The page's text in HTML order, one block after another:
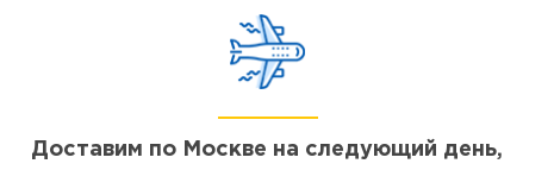
Доставим по Москве на следующий день,